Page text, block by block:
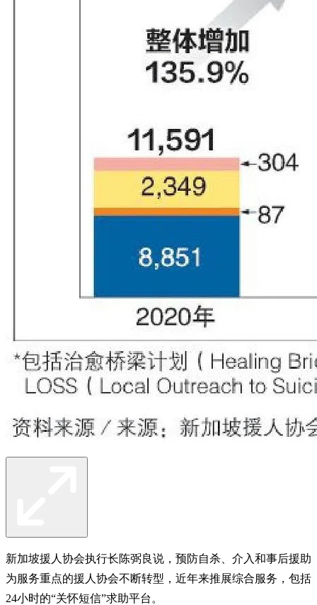
新加坡援人协会执行长陈弼良说，预防自杀、介入和事后援助
为服务重点的援人协会不断转型，近年来推展综合服务，包括
24小时的“关怀短信”求助平台。